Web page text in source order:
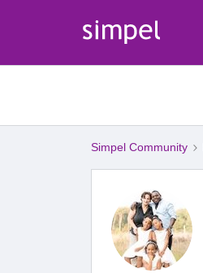
Simpel Community